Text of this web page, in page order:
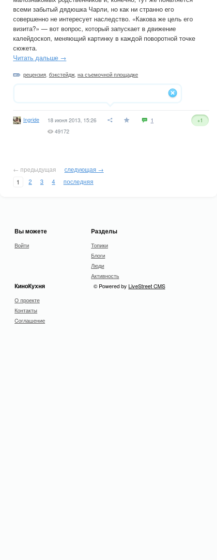
всеми забытый дядюшка Чарли, но как ни странно его
совершенно не интересует наследство. «Какова же цель его
визита?» — вот вопрос, который запускает в движение
калейдоскоп, меняющий картинку в каждой поворотной точке
сюжета.
Читать дальше →
рецензия бэкстейдж на съемочной площадке
Ingride 18 июня 2013, 15:26 1
+1
49172
← предыдущая
следующая →
1
2 3 4 последняя
Вы можете
Войти
Разделы
Топики
Блоги
Люди
Активность
КиноКухня
О проекте
Контакты
Cоглашение
© Powered by LiveStreet CMS